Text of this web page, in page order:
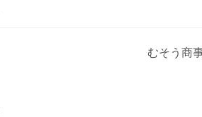
むそう商